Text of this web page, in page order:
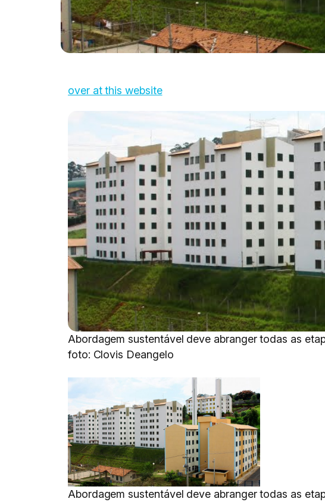
over at this website
Abordagem sustentável deve abranger todas as
foto: Clovis Deangelo
Abordagem sustentável deve abranger todas as